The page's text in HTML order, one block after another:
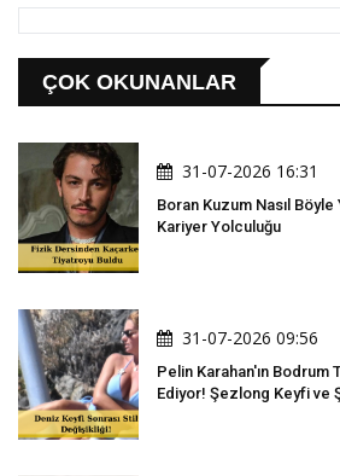
ÇOK OKUNANLAR
31-07-2026 16:31
Boran Kuzum Nasıl
Kariyer Yolculuğu
31-07-2026 09:56
Pelin Karahan'ın Bodrum
Ediyor! Şezlong Keyfi ve